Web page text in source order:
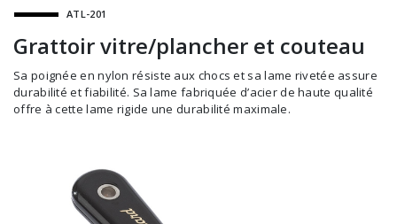
Alimentaire
Autres accessoires
Balais et porte-poussières
Bouteilles et vaporisateurs
Cendriers
Chariots et manutention
Test de diagnostic
Thermomètre
Vêtements de sécurité
ATL-201
Grattoir vitre/plancher et couteau
Sa poignée en nylon résiste aux chocs et sa lame rivetée assure
durabilité et fiabilité. Sa lame fabriquée d’acier de haute qualité
offre à cette lame rigide une durabilité maximale.